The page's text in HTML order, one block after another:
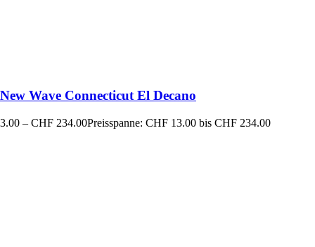
Wave Connecticut El Decano
– CHF 234.00Preisspanne: CHF 13.00 bis CHF 234.00